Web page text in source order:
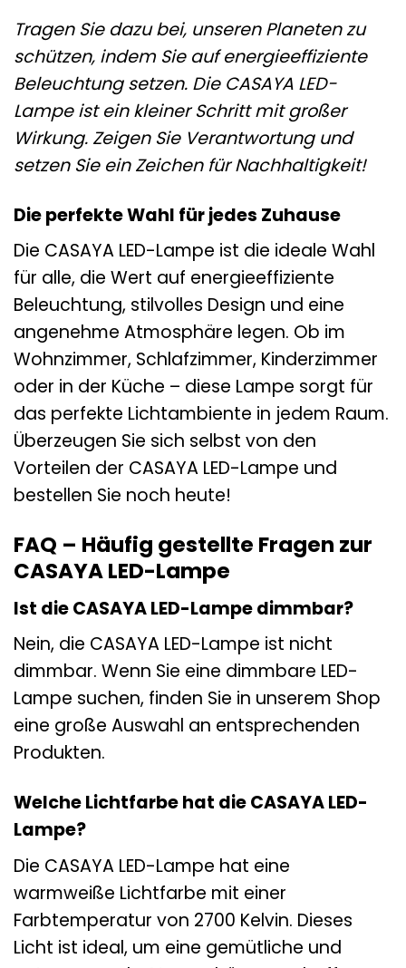
Tragen Sie dazu bei, unseren Planeten zu
schützen, indem Sie auf energieeffiziente
Beleuchtung setzen. Die CASAYA LED-
Lampe ist ein kleiner Schritt mit großer
Wirkung. Zeigen Sie Verantwortung und
setzen Sie ein Zeichen für Nachhaltigkeit!
Die perfekte Wahl für jedes Zuhause
Die CASAYA LED-Lampe ist die ideale Wahl
für alle, die Wert auf energieeffiziente
Beleuchtung, stilvolles Design und eine
angenehme Atmosphäre legen. Ob im
Wohnzimmer, Schlafzimmer, Kinderzimmer
oder in der Küche – diese Lampe sorgt für
das perfekte Lichtambiente in jedem Raum.
Überzeugen Sie sich selbst von den
Vorteilen der CASAYA LED-Lampe und
bestellen Sie noch heute!
FAQ – Häufig gestellte Fragen zur
CASAYA LED-Lampe
Ist die CASAYA LED-Lampe dimmbar?
Nein, die CASAYA LED-Lampe ist nicht
dimmbar. Wenn Sie eine dimmbare LED-
Lampe suchen, finden Sie in unserem Shop
eine große Auswahl an entsprechenden
Produkten.
Welche Lichtfarbe hat die CASAYA LED-
Lampe?
Die CASAYA LED-Lampe hat eine
warmweiße Lichtfarbe mit einer
Farbtemperatur von 2700 Kelvin. Dieses
Licht ist ideal, um eine gemütliche und